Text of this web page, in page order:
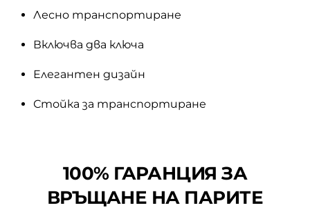
Лесно транспортиране
Включва два ключа
Елегантен дизайн
Стойка за транспортиране
100% ГАРАНЦИЯ ЗА
ВРЪЩАНЕ НА ПАРИТЕ